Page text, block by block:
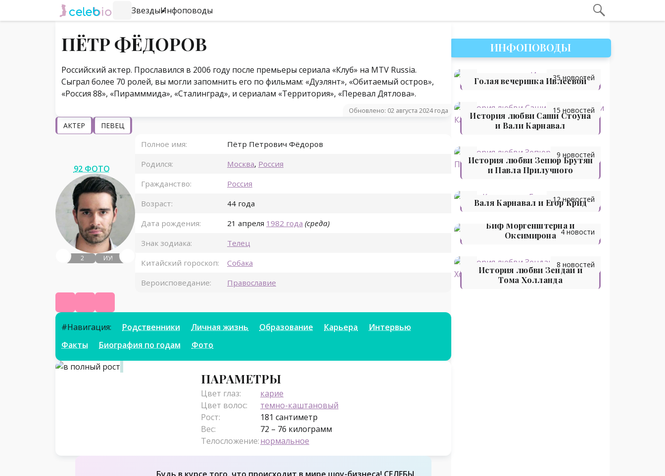
#Навигация по странице
ЗвездыИнфоповоды
ПЁТР ФЁДОРОВ
Российский актер. Прославился в 2006 году после премьеры сериала «Клуб» на MTV Russia.
Сыграл более 70 ролей, вы могли запомнить его по фильмам: «Дуэлянт», «Обитаемый остров»,
«Россия 88», «Пирамммида», «Сталинград», и сериалам «Территория», «Перевал Дятлова».
Обновлено: 02 августа 2024 года
АКТЕР ПЕВЕЦ
92 ФОТО
2 ИУ!
Полное имя:
Пётр Петрович Фёдоров
Родился:
Москва, Россия
Гражданство:
Россия
Возраст:
44 года
Дата рождения:
21 апреля 1982 года (среда)
Знак зодиака:
Телец
Китайский гороскоп:
Собака
Вероисповедание:
Православие
#Навигация: Родственники Личная жизнь Образование Карьера
Интервью
Факты
Биография по годам Фото
Параметры
ПАРАМЕТРЫ
Цвет глаз:
карие
Цвет волос:
темно-каштановый
Рост:
181 сантиметр
Вес:
72 – 76 килограмм
Телосложение:нормальное
ИНФОПОВОДЫ
Голая вечеринка Ивлеевой
35 новостей
История любви Саши Стоуна
и Вали Карнавал
15 новостей
История любви Зепюр Брутян
и Павла Прилучного
9 новостей
Валя Карнавал и Егор Крид
12 новостей
Биф Моргенштерна и
Оксимирона 4 новости
История любви Зендаи и
Тома Холланда
8 новостей